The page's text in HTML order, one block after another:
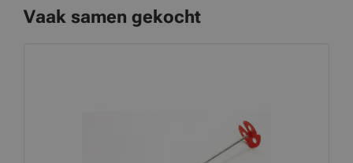
Vaak samen gekocht